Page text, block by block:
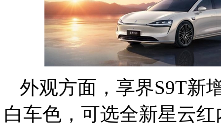
外观方面，享界S9T新
白车色，可选全新星云